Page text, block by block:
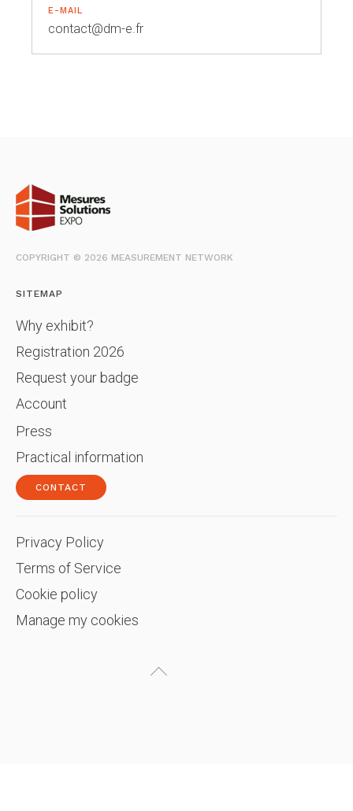
E-MAIL
contact@dm-e.fr
COPYRIGHT © 2026 MEASUREMENT NETWORK
SITEMAP
Why exhibit?
Registration 2026
Request your badge
Account
Press
Practical information
CONTACT
Privacy Policy
Terms of Service
Cookie policy
Manage my cookies